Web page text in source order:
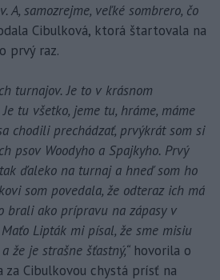
A, samozrejme, veľké sombrero, čo
Cibulková, ktorá štartovala na
prvý raz.
turnajov. Je to v krásnom
tu všetko, jeme tu, hráme, máme
chodili prechádzať, prvýkrát som si
psov Woodyho a Spajkyho. Prvý
ďaleko na turnaj a hneď som ho
som povedala, že odteraz ich má
brali ako prípravu na zápasy v
Lipták mi písal, že sme misiu
že je strašne šťastný,“ hovorila o
za Cibulkovou chystá prísť na